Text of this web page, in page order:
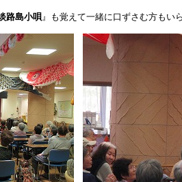
路島小唄 』も覚えて一緒に口ずさむ方もいら